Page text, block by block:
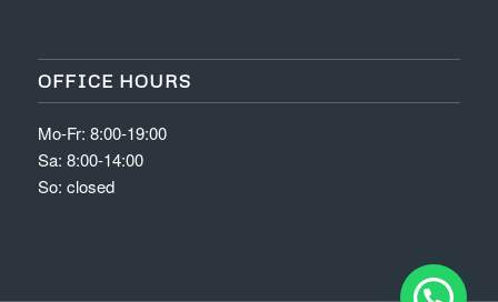
OFFICE HOURS
Mo-Fr: 8:00-19:00
Sa: 8:00-14:00
So: closed